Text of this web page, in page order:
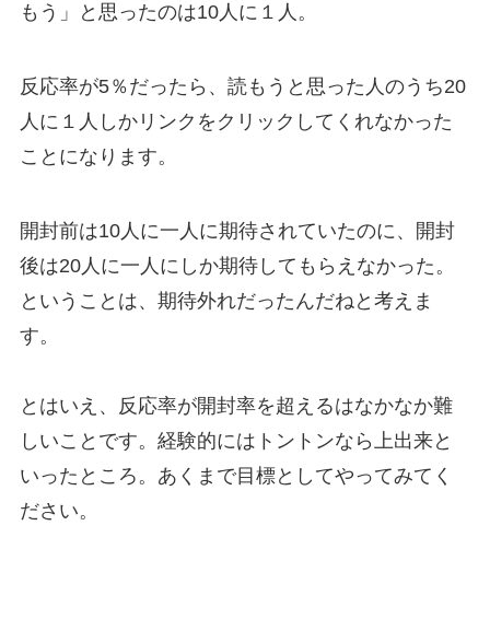
もう」と思ったのは10人に１人。
反応率が5％だったら、読もうと思った人のうち20
人に１人しかリンクをクリックしてくれなかった
ことになります。
開封前は10人に一人に期待されていたのに、開封
後は20人に一人にしか期待してもらえなかった。
ということは、期待外れだったんだねと考えま
す。
とはいえ、反応率が開封率を超えるはなかなか難
しいことです。経験的にはトントンなら上出来と
いったところ。あくまで目標としてやってみてく
ださい。